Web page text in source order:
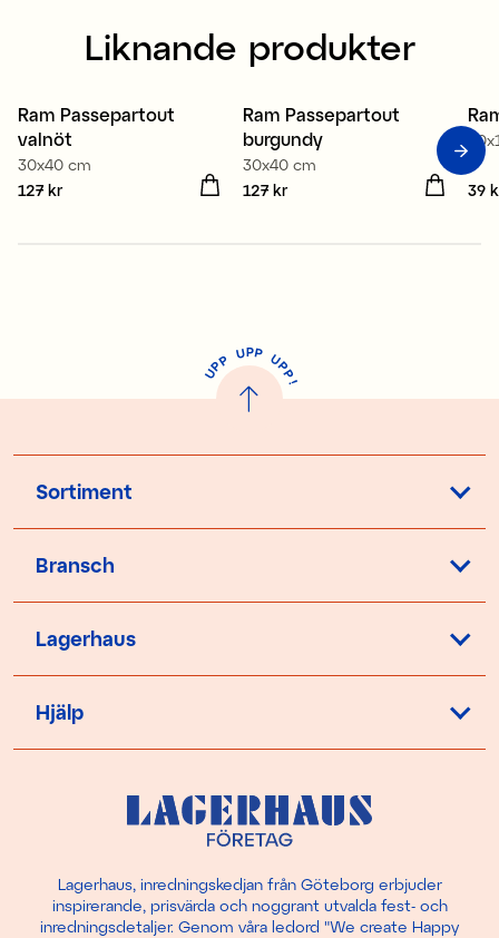
Liknande produkter
Ram Passepartout
valnöt
30x40 cm
Pris :127 kr
127 kr
Ram Passepartout
burgundy
30x40 cm
Pris :127 kr
127 kr Pris
39
U
P
P UPP UP
P
!
Sortiment
Bransch
Lagerhaus
Hjälp
Lagerhaus, inredningskedjan från Göteborg erbjuder
inspirerande, prisvärda och noggrant utvalda fest- och
inredningsdetaljer. Genom våra ledord "We create Happy